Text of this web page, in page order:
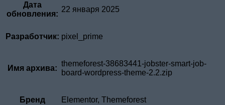
Дата
обновления:
22 января 2025
Разработчик: pixel_prime
Имя архива:
themeforest-38683441-jobster-smart-job-
board-wordpress-theme-2.2.zip
Бренд Elementor, Themeforest